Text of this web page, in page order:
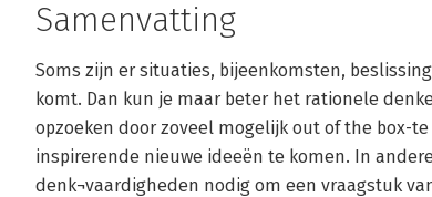
Samenvatting
Soms zijn er situaties, bijeenkomsten,
komt. Dan kun je maar beter het rationele
opzoeken door zoveel mogelijk out of the box-
inspirerende nieuwe ideeën te komen. In
denk¬vaardigheden nodig om een vraagstuk